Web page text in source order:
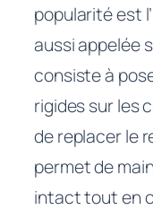
popularité est
aussi appelée
consiste à
rigides sur les
de replacer le
permet de
intact tout en